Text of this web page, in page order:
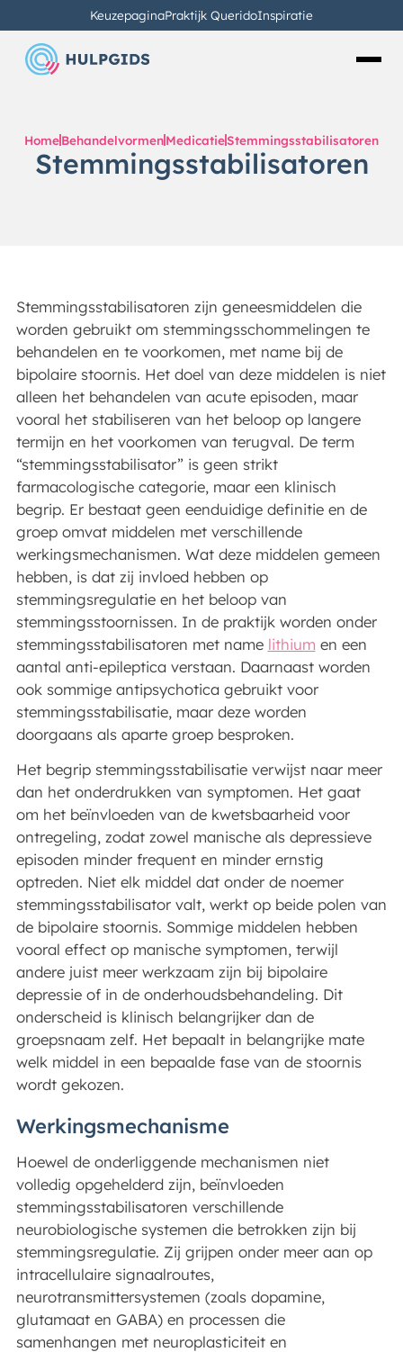
KeuzepaginaPraktijk QueridoInspiratie
HomeBehandelvormenMedicatieStemmingsstabilisatoren
Stemmingsstabilisatoren
Stemmingsstabilisatoren zijn geneesmiddelen die
worden gebruikt om stemmingsschommelingen te
behandelen en te voorkomen, met name bij de
bipolaire stoornis. Het doel van deze middelen is niet
alleen het behandelen van acute episoden, maar
vooral het stabiliseren van het beloop op langere
termijn en het voorkomen van terugval. De term
“stemmingsstabilisator” is geen strikt
farmacologische categorie, maar een klinisch
begrip. Er bestaat geen eenduidige definitie en de
groep omvat middelen met verschillende
werkingsmechanismen. Wat deze middelen gemeen
hebben, is dat zij invloed hebben op
stemmingsregulatie en het beloop van
stemmingsstoornissen. In de praktijk worden onder
stemmingsstabilisatoren met name lithium en een
aantal anti-epileptica verstaan. Daarnaast worden
ook sommige antipsychotica gebruikt voor
stemmingsstabilisatie, maar deze worden
doorgaans als aparte groep besproken.
Het begrip stemmingsstabilisatie verwijst naar meer
dan het onderdrukken van symptomen. Het gaat
om het beïnvloeden van de kwetsbaarheid voor
ontregeling, zodat zowel manische als depressieve
episoden minder frequent en minder ernstig
optreden. Niet elk middel dat onder de noemer
stemmingsstabilisator valt, werkt op beide polen van
de bipolaire stoornis. Sommige middelen hebben
vooral effect op manische symptomen, terwijl
andere juist meer werkzaam zijn bij bipolaire
depressie of in de onderhoudsbehandeling. Dit
onderscheid is klinisch belangrijker dan de
groepsnaam zelf. Het bepaalt in belangrijke mate
welk middel in een bepaalde fase van de stoornis
wordt gekozen.
Werkingsmechanisme
Hoewel de onderliggende mechanismen niet
volledig opgehelderd zijn, beïnvloeden
stemmingsstabilisatoren verschillende
neurobiologische systemen die betrokken zijn bij
stemmingsregulatie. Zij grijpen onder meer aan op
intracellulaire signaalroutes,
neurotransmittersystemen (zoals dopamine,
glutamaat en GABA) en processen die
samenhangen met neuroplasticiteit en